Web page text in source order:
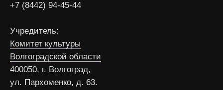
+7 (8442) 94-45-44
Учредитель:
Комитет культуры
Волгоградской области
400050, г. Волгоград,
ул. Пархоменко, д. 63.